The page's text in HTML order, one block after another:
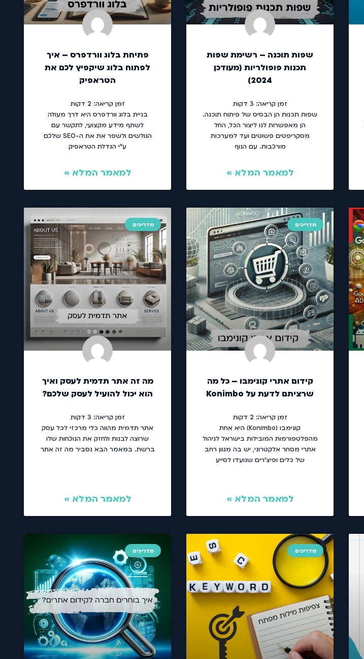
שפות תוכנה – רשימת שפות
תכנות פופולריות (מעודכן
2024)
זמן קריאה: 3 דקות
שפות תכנות הן הבסיס של פיתוח תוכנה.
הן מאפשרות לנו ליצור הכל, החל
מסקריפטים פשוטים ועד למערכות
מורכבות. עם הנוף
למאמר המלא »
פתיחת בלוג וורדפרס – איך
לפתוח בלוג שיקפיץ לכם את
הטראפיק
זמן קריאה: 2 דקות
בניית בלוג וורדפרס היא דרך מעולה
לשתף מידע מקצועי, לתקשר עם
הגולשים ולשפר את את ה-SEO שלכם
ע"י הגדלת הטראפיק
למאמר המלא »
מדריכים
קידום אתרי קונימבו – כל מה
שרציתם לדעת על Konimbo
זמן קריאה: 2 דקות
קונימבו (Konimbo) היא אחת
מהפלטפורמות המובילות בישראל לניהול
אתרי מסחר אלקטרוני, יש בה מגוון רחב
של כלים ופיצ'רים שנועדו לסייע
למאמר המלא »
מדריכים
מה זה אתר תדמית לעסק ואיך
הוא יכול להועיל לעסק שלכם?
זמן קריאה: 3 דקות
אתר תדמית מהווה כלי מרכזי לכל עסק
שרוצה לבנות ולחזק את הנוכחות שלו
ברשת. במאמר הבא נסביר מה זה אתר
למאמר המלא »
מדריכים מדריכים